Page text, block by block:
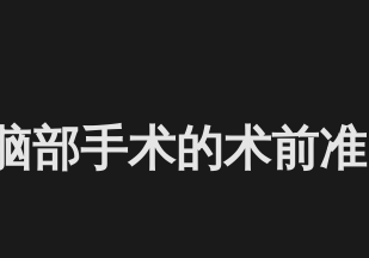
部手术的术前准